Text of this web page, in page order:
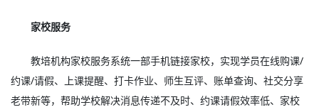
家校服务
教培机构家校服务系统一部手机链接家校，实现学员在线购课/
约课/请假、上课提醒、打卡作业、师生互评、账单查询、社交分享
老带新等，帮助学校解决消息传递不及时、约课请假效率低、家校